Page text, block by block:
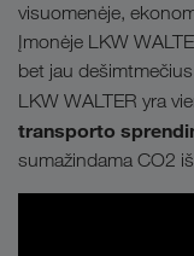
visuomenėje,
Įmonėje LKW
bet jau
LKW WALTER yra
transporto
sumažindama CO2